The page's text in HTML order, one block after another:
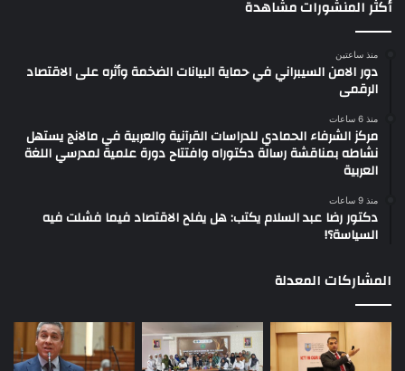
أكثر المنشورات مشاهدة
منذ ساعتين
دور الامن السيبراني في حماية البيانات الضخمة وأثره على الاقتصاد
الرقمى
منذ 6 ساعات
مركز الشرفاء الحمادي للدراسات القرآنية والعربية في مالانج يستهل
نشاطه بمناقشة رسالة دكتوراه وافتتاح دورة علمية لمدرسي اللغة
العربية
منذ 9 ساعات
دكتور رضا عبد السلام يكتب: هل يفلح الاقتصاد فيما فشلت فيه
السياسة؟!
المشاركات المعدلة